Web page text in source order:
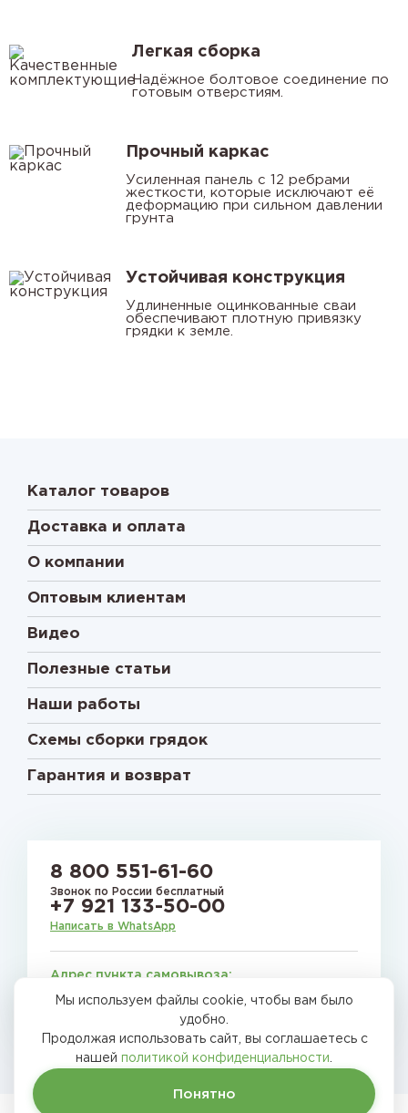
Мы используем файлы cookie, чтобы вам было
удобно.
Продолжая использовать сайт, вы соглашаетесь с
нашей политикой конфиденциальности
Понятно
Легкая сборка
Надёжное болтовое соединение по
готовым отверстиям.
Прочный каркас
Усиленная панель с 12 ребрами
жесткости, которые исключают её
деформацию при сильном давлении
грунта
Устойчивая конструкция
Удлиненные оцинкованные сваи
обеспечивают плотную привязку
грядки к земле.
Каталог товаров
Доставка и оплата
О компании
Оптовым клиентам
Видео
Полезные статьи
Наши работы
Схемы сборки грядок
Гарантия и возврат
8 800 551-61-60
Звонок по России бесплатный
+7 921 133-50-00
Написать в WhatsApp
Адрес пункта самовывоза: